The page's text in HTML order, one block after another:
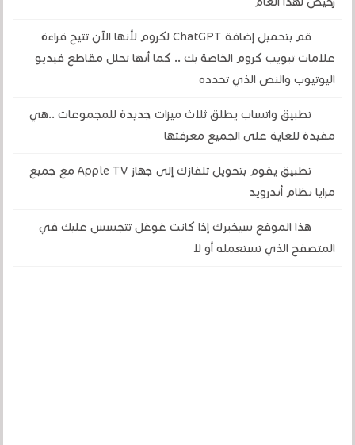
قم بتحميل إضافة ChatGPT لكروم لأنها الآن تتيح قراءة
علامات تبويب كروم الخاصة بك .. كما أنها تحلل مقاطع فيديو
اليوتيوب والنص الذي تحدده
تطبيق واتساب يطلق ثلاث ميزات جديدة للمجموعات ..هي
مفيدة للغاية على الجميع معرفتها
تطبيق يقوم بتحويل تلفازك إلى جهاز Apple TV مع جميع
مزايا نظام أندرويد
هذا الموقع سيخبرك إذا كانت غوغل تتجسس عليك في
المتصفح الذي تستعمله أو لا